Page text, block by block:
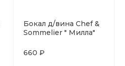
Бокал д/вина Chef &
Sommelier " Милла"
h=235 мм. .
660 ₽